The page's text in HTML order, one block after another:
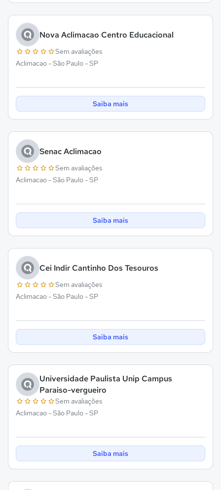
Nova Aclimacao Centro Educacional
Sem avaliações
Aclimacao - São Paulo - SP
Saiba mais
Senac Aclimacao
Sem avaliações
Aclimacao - São Paulo - SP
Saiba mais
Cei Indir Cantinho Dos Tesouros
Sem avaliações
Aclimacao - São Paulo - SP
Saiba mais
Universidade Paulista Unip Campus
Paraiso-vergueiro
Sem avaliações
Aclimacao - São Paulo - SP
Saiba mais